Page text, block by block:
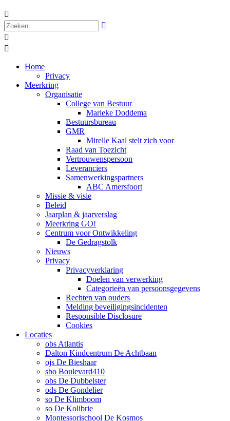




Home
Privacy
Meerkring
Organisatie
College van Bestuur
Marieke Doddema
Bestuursbureau
GMR
Mirelle Kaal stelt zich voor
Raad van Toezicht
Vertrouwenspersoon
Leveranciers
Samenwerkingspartners
ABC Amersfoort
Missie & visie
Beleid
Jaarplan & jaarverslag
Meerkring GO!
Centrum voor Ontwikkeling
De Gedragstolk
Nieuws
Privacy
Privacyverklaring
Doelen van verwerking
Categorieën van persoonsgegevens
Rechten van ouders
Melding beveiligingsincidenten
Responsible Disclosure
Cookies
Locaties
obs Atlantis
Dalton Kindcentrum De Achtbaan
ojs De Bieshaar
sbo Boulevard410
obs De Dubbelster
ods De Gondelier
so De Klimboom
so De Kolibrie
Montessorischool De Kosmos